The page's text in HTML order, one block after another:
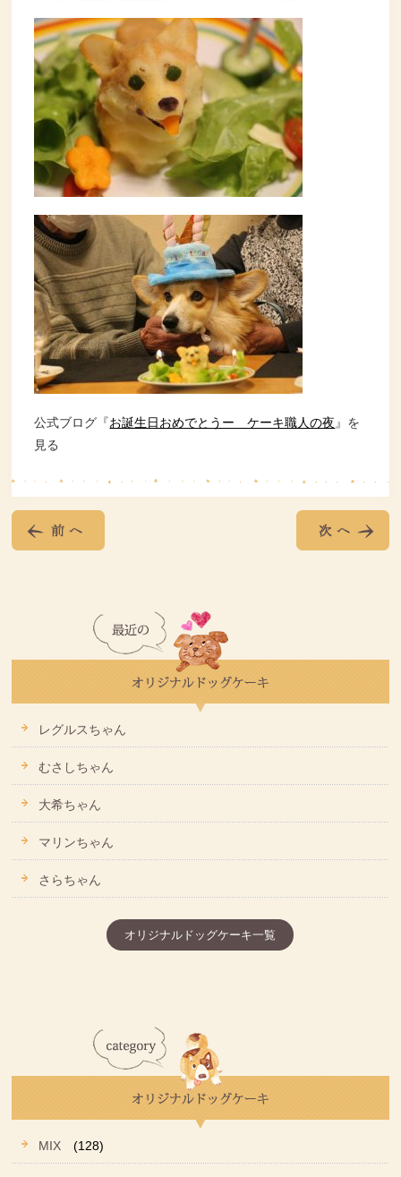
公式ブログ『お誕生日おめでとうー ケーキ職人の夜 』を
見る
レグルスちゃん
むさしちゃん
大希ちゃん
マリンちゃん
さらちゃん
オリジナルドッグケーキ一覧
MIX (128)